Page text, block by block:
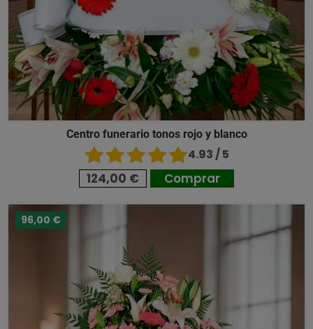
Centro funerario tonos rojo y blanco
4.93 / 5
124,00 € Comprar
96,00 €